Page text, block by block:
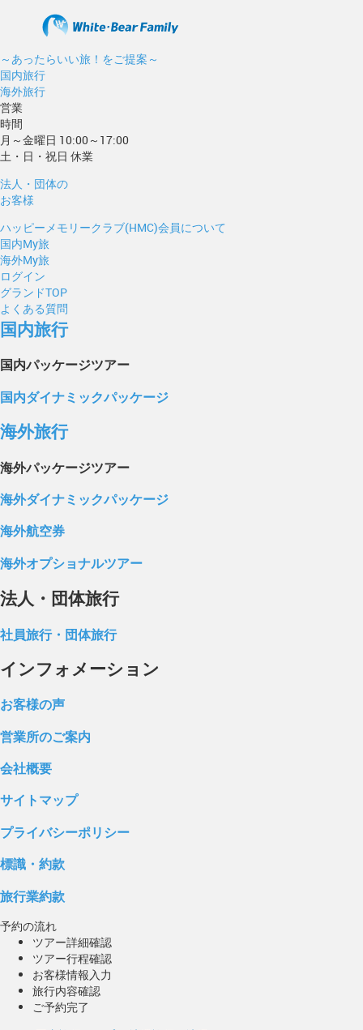
～あったらいい旅！をご提案～
国内旅行
海外旅行
営業
時間
月～金曜日 10:00～17:00
土・日・祝日 休業
法人・団体の
お客様
ハッピーメモリークラブ(HMC)会員について
国内My旅
海外My旅
ログイン
グランドTOP
よくある質問
国内旅行
国内パッケージツアー
国内ダイナミックパッケージ
海外旅行
海外パッケージツアー
海外ダイナミックパッケージ
海外航空券
海外オプショナルツアー
法人・団体旅行
社員旅行・団体旅行
インフォメーション
お客様の声
営業所のご案内
会社概要
サイトマップ
プライバシーポリシー
標識・約款
旅行業約款
予約の流れ
ツアー詳細確認
ツアー行程確認
お客様情報入力
旅行内容確認
ご予約完了